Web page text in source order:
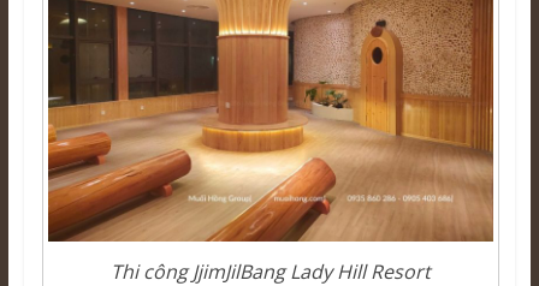
Thi công JjimJilBang Lady Hill Resort